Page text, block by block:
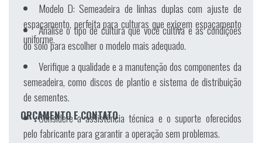
Modelo D: Semeadeira de linhas duplas com ajuste de
espaçamento, perfeita para culturas que exigem espaçamento
uniforme.
Analise o tipo de cultura que você cultiva e as condições
do solo para escolher o modelo mais adequado.
Verifique a qualidade e a manutenção dos componentes da
semeadeira, como discos de plantio e sistema de distribuição
de sementes.
Considere a assistência técnica e o suporte oferecidos
pelo fabricante para garantir a operação sem problemas.
ORÇAMENTO E CONTATO